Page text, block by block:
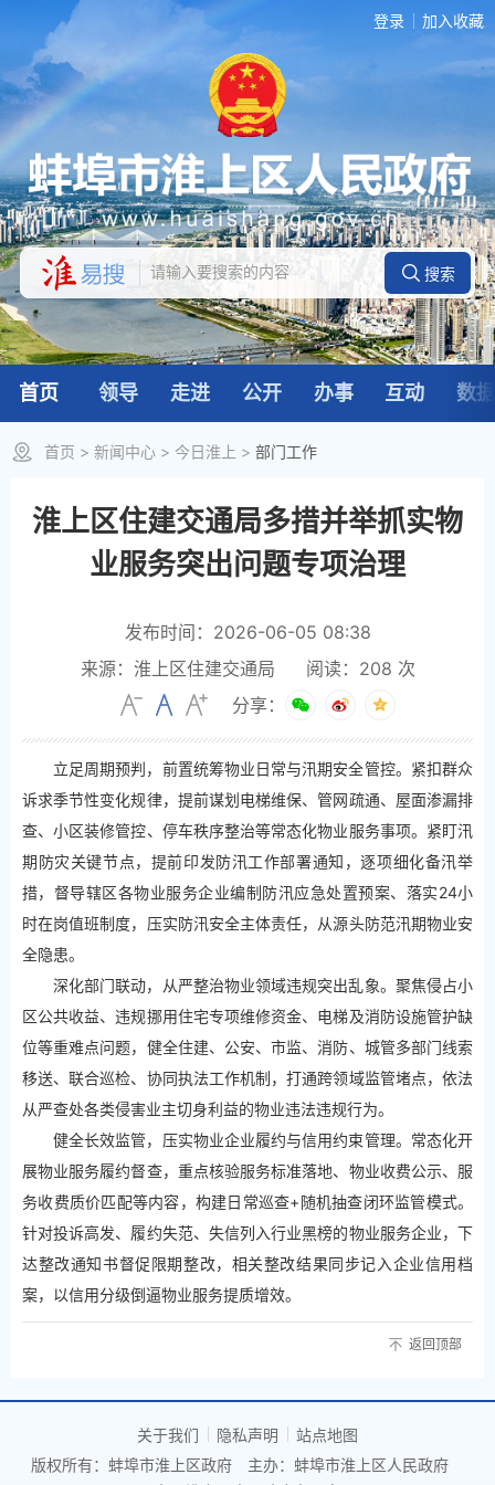
登录 加入收藏
首页 领导 走进 公开 办事 互动 数
首页 > 新闻中心 > 今日淮上 > 部门工作
淮上区住建交通局多措并举抓实物
业服务突出问题专项治理
发布时间：2026-06-05 08:38
来源：淮上区住建交通局
阅读： 208 次
分享：
立足周期预判，前置统筹物业日常与汛期安全管控。紧扣群众
诉求季节性变化规律，提前谋划电梯维保、管网疏通、屋面渗漏排
查、小区装修管控、停车秩序整治等常态化物业服务事项。紧盯汛
期防灾关键节点，提前印发防汛工作部署通知，逐项细化备汛举
措，督导辖区各物业服务企业编制防汛应急处置预案、落实24小
时在岗值班制度，压实防汛安全主体责任，从源头防范汛期物业安
全隐患。
深化部门联动，从严整治物业领域违规突出乱象。聚焦侵占小
区公共收益、违规挪用住宅专项维修资金、电梯及消防设施管护缺
位等重难点问题，健全住建、公安、市监、消防、城管多部门线索
移送、联合巡检、协同执法工作机制，打通跨领域监管堵点，依法
从严查处各类侵害业主切身利益的物业违法违规行为。
健全长效监管，压实物业企业履约与信用约束管理。常态化开
展物业服务履约督查，重点核验服务标准落地、物业收费公示、服
务收费质价匹配等内容，构建日常巡查+随机抽查闭环监管模式。
针对投诉高发、履约失范、失信列入行业黑榜的物业服务企业，下
达整改通知书督促限期整改，相关整改结果同步记入企业信用档
案，以信用分级倒逼物业服务提质增效。
返回顶部
关于我们 隐私声明
站点地图
版权所有：蚌埠市淮上区政府
主办：蚌埠市淮上区人民政府